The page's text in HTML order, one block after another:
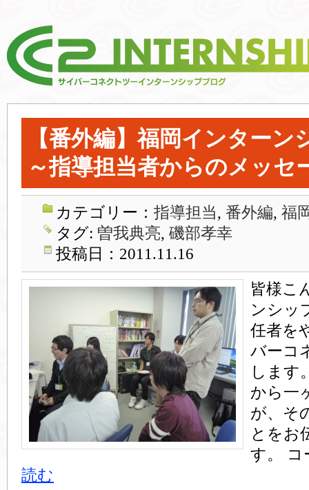
【番外編】福岡インターン
～指導担当者からのメッ
カテゴリー： 指導担当, 番外編, 福
タグ: 曽我典亮, 磯部孝幸
投稿日：2011.11.16
皆様こ
ンシッ
任者を
バーコ
します
から一
が、そ
とをお
す。
読む